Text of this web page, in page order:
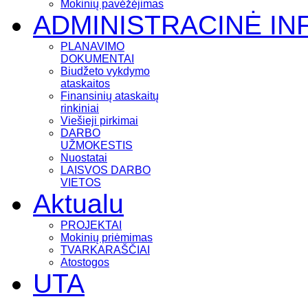
Mokinių pavėžėjimas
ADMINISTRACINĖ
PLANAVIMO
DOKUMENTAI
Biudžeto vykdymo
ataskaitos
Finansinių ataskaitų
rinkiniai
Viešieji pirkimai
DARBO
UŽMOKESTIS
Nuostatai
LAISVOS DARBO
VIETOS
Aktualu
PROJEKTAI
Mokinių priėmimas
TVARKARAŠČIAI
Atostogos
UTA